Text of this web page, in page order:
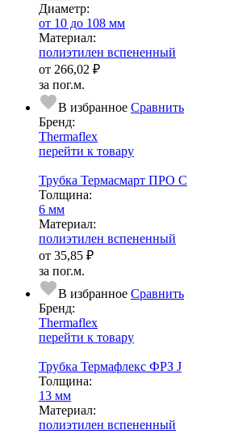
Диаметр:
от 10 до 108 мм
Ма­­те­­ри­­ал:
полиэтилен вспененный
от 266,02 ₽
за пог.м.
В избранное Сравнить
Бренд:
Thermaflex
перейти к товару
Трубка Термасмарт ПРО С
Тол­щи­на:
6 мм
Ма­­те­­ри­­ал:
полиэтилен вспененный
от 35,85 ₽
за пог.м.
В избранное Сравнить
Бренд:
Thermaflex
перейти к товару
Трубка Термафлекс ФРЗ J
Тол­щи­на:
13 мм
Ма­­те­­ри­­ал:
полиэтилен вспененный